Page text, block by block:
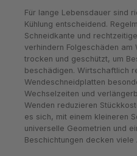
Für lange Lebensdauer sind
Kühlung entscheidend.
Schneidkante und
verhindern Folgeschäden am
trocken und geschützt, um
beschädigen. Wirtschaftlich
Wendeschneidplatten
Wechselzeiten und
Wenden reduzieren
es sich, mit einem kleineren
universelle Geometrien und
Beschichtungen decken viele